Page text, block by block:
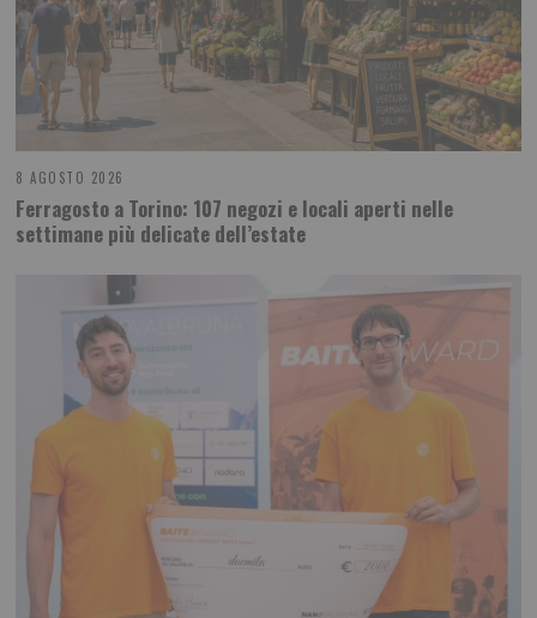
8 AGOSTO 2026
Ferragosto a Torino: 107 negozi e locali aperti nelle
settimane più delicate dell’estate